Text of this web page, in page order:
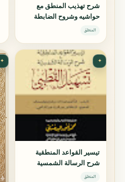
شرح تهذيب المنطق مع
حواشيه وشروح الضابطة
المنطق
✦
تيسير القواعد المنطقية
شرح الرسالة الشمسية
المنطق
✦